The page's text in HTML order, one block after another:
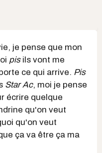
je pense que mon
pisils vont me
ce qui arrive. Pis
Star Ac, moi je pense
écrire quelque
qu'on veut
qu'on veut
ça va être ça ma